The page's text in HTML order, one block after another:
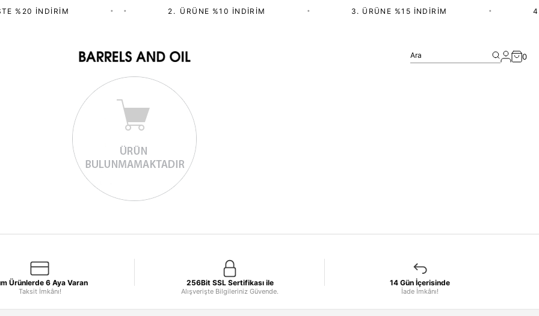
%20 İNDIRIM 2.⁠ ⁠ÜRÜNE %10 İNDIRIM 3. ÜRÜNE %15 İNDIRIM
Ara 0
Ürünlerde 6 Aya Varan
Taksit İmkânı!
256Bit SSL Sertifikası ile
Alışverişte Bilgileriniz Güvende.
14 Gün İçerisinde
İade İmkânı!